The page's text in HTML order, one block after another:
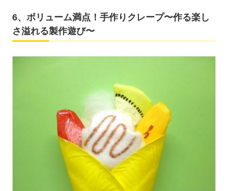
6、ボリューム満点！手作りクレープ〜作る楽し
さ溢れる製作遊び〜